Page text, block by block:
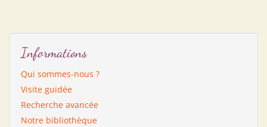
Informations
Qui sommes-nous ?
Visite guidée
Recherche avancée
Notre bibliothèque